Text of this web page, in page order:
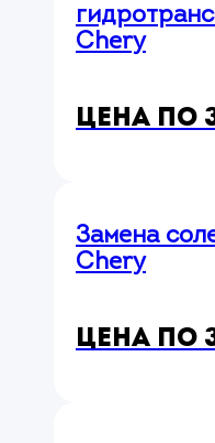
Chery
Цена по
Замена
Chery
Цена по